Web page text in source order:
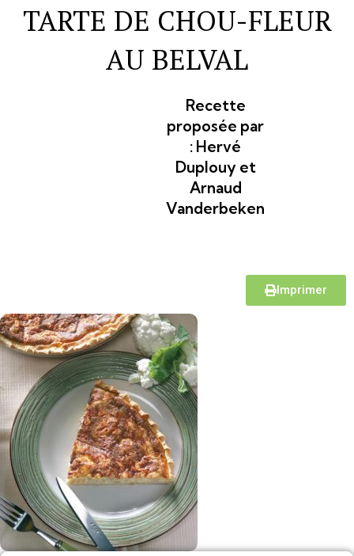
TARTE DE CHOU-FLEUR
AU BELVAL
Recette
proposée par
: Hervé
Duplouy et
Arnaud
Vanderbeken
Imprimer